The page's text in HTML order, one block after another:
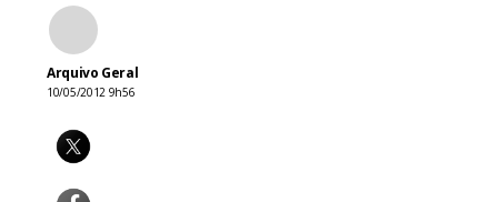
Arquivo Geral
10/05/2012 9h56